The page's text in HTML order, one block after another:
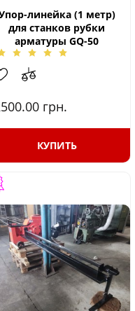
линейка (1 метр)
для станков рубки
арматуры GQ-50
грн.
КУПИТЬ